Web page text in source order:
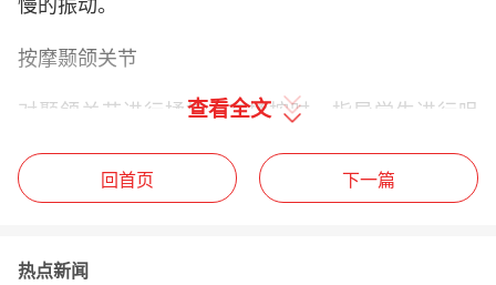
按摩颞颌关节
对颞颌关节进行揉按，在揉按时，指导学生进行咀
-自主运动-
查看全文
回首页 下一篇
热点新闻